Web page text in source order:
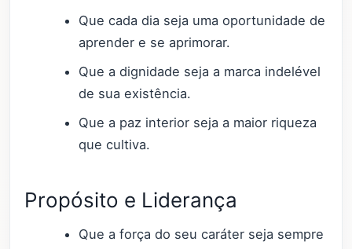
Que cada dia seja uma oportunidade de
aprender e se aprimorar.
Que a dignidade seja a marca indelével
de sua existência.
Que a paz interior seja a maior riqueza
que cultiva.
Propósito e Liderança
Que a força do seu caráter seja sempre